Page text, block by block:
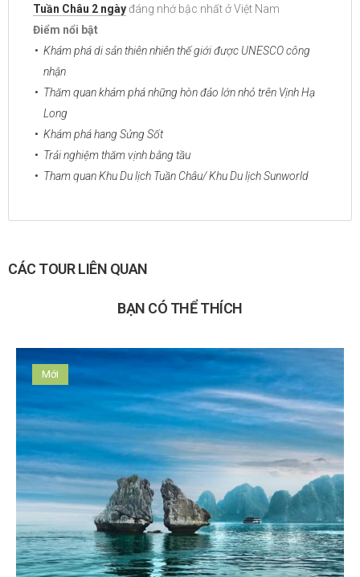
Tuần Châu 2 ngàyđáng nhớ bậc nhất ở Việt Nam
Điểm nổi bật
Khám phádi sản thiên nhiên thế giới được UNESCO công
nhận
Thămquan khám phá những hòn đảo lớn nhỏ trên Vịnh Hạ
Long
Khám phá hang Sửng Sốt
Trải nghiệm thăm vịnh bằng tầu
Tham quan Khu Du lịch Tuần Châu/ Khu Du lịch Sunworld
CÁC TOUR LIÊN QUAN
BẠN CÓ THỂ THÍCH
Mới